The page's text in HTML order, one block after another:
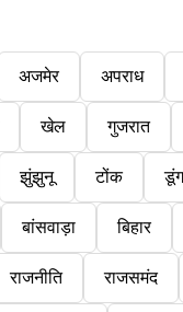
अजमेर अपराध
खेल गुजरात
झुंझुनू टोंक
बांसवाड़ा बिहार
राजनीति राजसमंद